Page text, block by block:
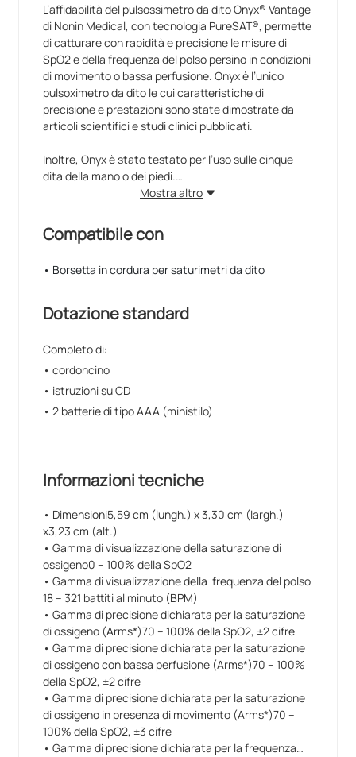
L’affidabilità del pulsossimetro da dito Onyx® Vantage
di Nonin Medical, con tecnologia PureSAT®, permette
di catturare con rapidità e precisione le misure di
SpO2 e della frequenza del polso persino in condizioni
di movimento o bassa perfusione. Onyx è l’unico
pulsoximetro da dito le cui caratteristiche di
precisione e prestazioni sono state dimostrate da
articoli scientifici e studi clinici pubblicati.
Inoltre, Onyx è stato testato per l’uso sulle cinque
dita della mano o dei piedi.
Prestazioni dimostrate scientificamente nella più
vasta gamma di situazioni e popolazioni di pazienti.
Durevolezza
cadute) e alla penetrazione di acqua (soddisfa e
migliaia di applicazioni e negli ambienti più
problematici.
Efficienza
Fino a 6.000 controlli saltuari o 36 ore di
Sicurezza
Versatilità
Lo stesso pulsossimetro è utilizzabile su varie
tipologie di pazienti, dalla pediatria ai pazienti adulti
di grossa corporatura.
Convenienza
La precisione comprovata, la qualità e la lunga durata
fanno dell’Onyx Vantage un acquisto estremamente
vantaggioso nel lungo termine.
Caratteristiche principali:
• LED luminosi, facili da leggere e rivolti verso il
personale clinico: SpO2 e frequenza del polso sono
visibili da qualsiasi angolazione, in tutte le condizioni
Mostra altro
Compatibile con
• Borsetta in cordura per saturimetri da dito
Dotazione standard
Completo di:
• cordoncino
• istruzioni su CD
• 2 batterie di tipo AAA (ministilo)
Informazioni tecniche
• Dimensioni5,59 cm (lungh.) x 3,30 cm (largh.)
x3,23 cm (alt.)
• Gamma di visualizzazione della saturazione di
ossigeno0 – 100% della SpO2
• Gamma di visualizzazione della frequenza del polso
18 – 321 battiti al minuto (BPM)
• Gamma di precisione dichiarata per la saturazione
di ossigeno (Arms*)70 – 100% della SpO2, ±2 cifre
• Gamma di precisione dichiarata per la saturazione
di ossigeno con bassa perfusione (Arms*)70 – 100%
della SpO2, ±2 cifre
• Gamma di precisione dichiarata per la saturazione
di ossigeno in presenza di movimento (Arms*)70 –
100% della SpO2, ±3 cifre
• Gamma di precisione dichiarata per la frequenza